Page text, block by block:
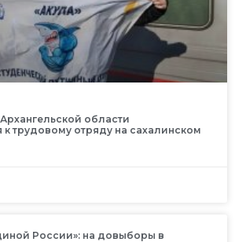
области
трудовому отряду на сахалинском
России»: на довыборы в